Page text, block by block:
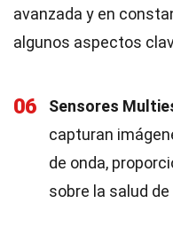
avanzada y en
algunos aspectos
06 Sensores
capturan
de onda,
sobre la salud